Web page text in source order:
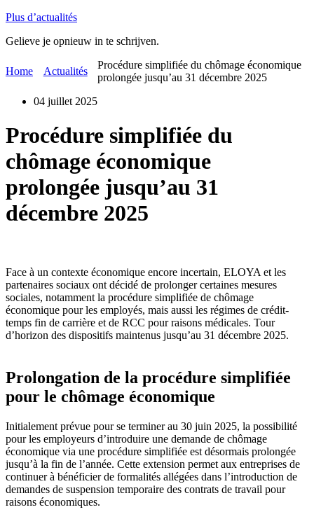
Plus d’actualités
Gelieve je opnieuw in te schrijven.
Home Actualités
Procédure simplifiée du chômage économique
prolongée jusqu’au 31 décembre 2025
04 juillet 2025
Procédure simplifiée du
chômage économique
prolongée jusqu’au 31
décembre 2025
Face à un contexte économique encore incertain, ELOYA et les
partenaires sociaux ont décidé de prolonger certaines mesures
sociales, notamment la procédure simplifiée de chômage
économique pour les employés, mais aussi les régimes de crédit-
temps fin de carrière et de RCC pour raisons médicales. Tour
d’horizon des dispositifs maintenus jusqu’au 31 décembre 2025.
Prolongation de la procédure simplifiée
pour le chômage économique
Initialement prévue pour se terminer au 30 juin 2025, la possibilité
pour les employeurs d’introduire une demande de chômage
économique via une procédure simplifiée est désormais prolongée
jusqu’à la fin de l’année. Cette extension permet aux entreprises de
continuer à bénéficier de formalités allégées dans l’introduction de
demandes de suspension temporaire des contrats de travail pour
raisons économiques.